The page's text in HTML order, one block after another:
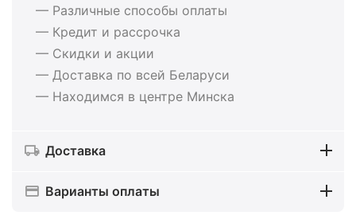
— Различные способы оплаты
— Кредит и рассрочка
— Скидки и акции
— Доставка по всей Беларуси
— Находимся в центре Минска
Доставка
Варианты оплаты